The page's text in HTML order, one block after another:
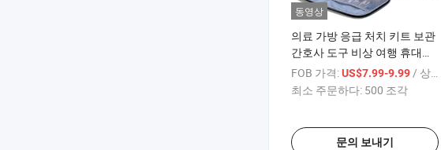
동영상
의료 가방 응급 처치 키트 보관
간호사 도구 비상 여행 휴대용
정리함
FOB 가격:US$7.99-9.99/ 상품
최소 주문하다: 500 조각
문의 보내기